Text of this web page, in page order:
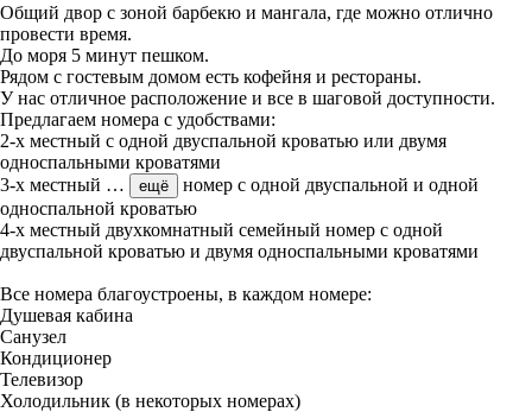
Общий двор с зоной барбекю и мангала, где можно отлично
провести время.
До моря 5 минут пешком.
Рядом с гостевым домом есть кофейня и рестораны.
У нас отличное расположение и все в шаговой доступности.
Предлагаем номера с удобствами:
2-х местный с одной двуспальной кроватью или двумя
односпальными кроватями
3-х местный … ещё
номер с одной двуспальной и одной
односпальной кроватью
4-х местный двухкомнатный семейный номер с одной
двуспальной кроватью и двумя односпальными кроватями
Все номера благоустроены, в каждом номере:
Душевая кабина
Санузел
Кондиционер
Телевизор
Холодильник (в некоторых номерах)